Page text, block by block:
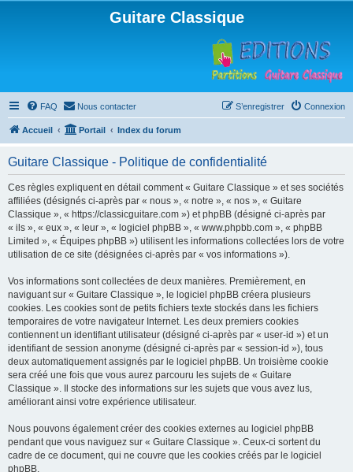
Guitare Classique
FAQ Nous contacter Connexion
S’enregistrer
Accueil Portail Index du forum
Guitare Classique - Politique de confidentialité
Ces règles expliquent en détail comment « Guitare Classique » et ses sociétés
affiliées (désignés ci-après par « nous », « notre », « nos », « Guitare
Classique », « https://classicguitare.com ») et phpBB (désigné ci-après par
« ils », « eux », « leur », « logiciel phpBB », « www.phpbb.com », « phpBB
Limited », « Équipes phpBB ») utilisent les informations collectées lors de votre
utilisation de ce site (désignées ci-après par « vos informations »).
Vos informations sont collectées de deux manières. Premièrement, en
naviguant sur « Guitare Classique », le logiciel phpBB créera plusieurs
cookies. Les cookies sont de petits fichiers texte stockés dans les fichiers
temporaires de votre navigateur Internet. Les deux premiers cookies
contiennent un identifiant utilisateur (désigné ci-après par « user-id ») et un
identifiant de session anonyme (désigné ci-après par « session-id »), tous
deux automatiquement assignés par le logiciel phpBB. Un troisième cookie
sera créé une fois que vous aurez parcouru les sujets de « Guitare
Classique ». Il stocke des informations sur les sujets que vous avez lus,
améliorant ainsi votre expérience utilisateur.
Nous pouvons également créer des cookies externes au logiciel phpBB
pendant que vous naviguez sur « Guitare Classique ». Ceux-ci sortent du
cadre de ce document, qui ne couvre que les cookies créés par le logiciel
phpBB.